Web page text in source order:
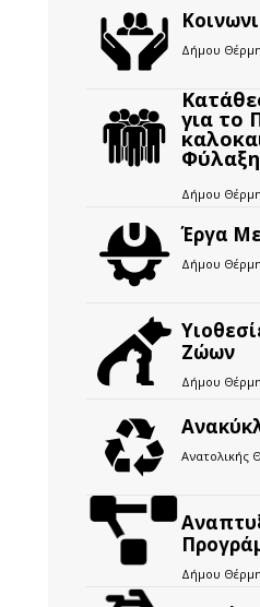
Δήμου
για το
Δήμου
Έργα
Δήμου
Ζώων
Δήμου
Ανατολικής
Δήμου